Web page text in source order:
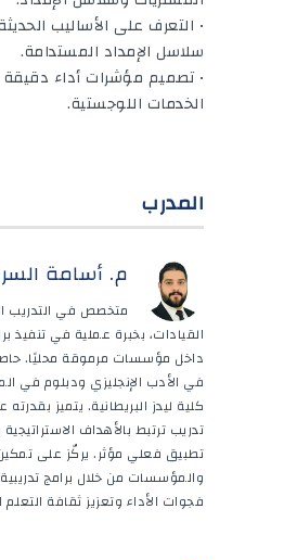
• التعرف على الأساليب
سلاسل الإمداد المستدامة.
• تصميم مؤشرات أداء
الخدمات اللوجستية.
المدرب
م. أسامة
متخصص في التدريب
القيادات، بخبرة عملية في تنفيذ
داخل مؤسسات مرموقة محليًا.
في الأدب الإنجليزي ودبلوم في
كلية ليدز البريطانية. يتميز
تدريب ترتبط بالأهداف
تطبيق فعلي مؤثر. يركّز على تمكين
والمؤسسات من خلال برامج
فجوات الأداء وتعزيز ثقافة